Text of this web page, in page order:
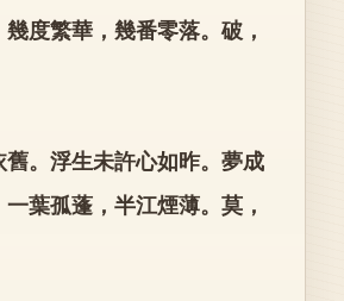
度繁華，幾番零落。破，
舊。浮生未許心如昨。夢成
葉孤蓬，半江煙薄。莫，